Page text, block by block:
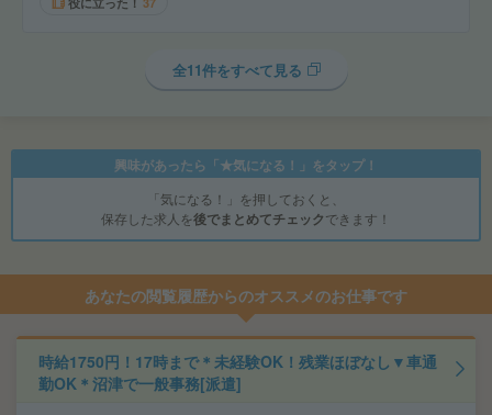
全11件をすべて見る
興味があったら「★気になる！」をタップ！
「気になる！」を押しておくと、
保存した求人を後でまとめてチェックできます！
あなたの閲覧履歴からのオススメのお仕事です
時給1750円！17時まで＊未経験OK！残業ほぼなし▼車通
勤OK＊沼津で一般事務[派遣]